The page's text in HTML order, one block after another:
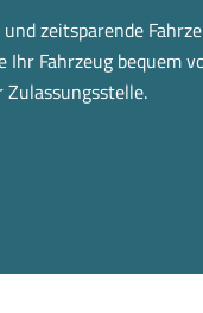
zeitsparende
Fahrzeug bequem
Zulassungsstelle.